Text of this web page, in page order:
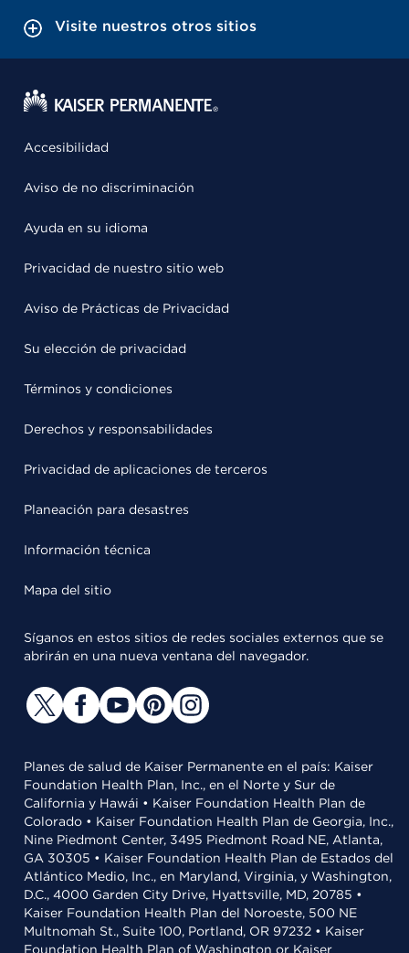
Visite nuestros otros sitios
Accesibilidad
Aviso de no discriminación
Ayuda en su idioma
Privacidad de nuestro sitio web
Aviso de Prácticas de Privacidad
Su elección de privacidad
Términos y condiciones
Derechos y responsabilidades
Privacidad de aplicaciones de terceros
Planeación para desastres
Información técnica
Mapa del sitio
Síganos en estos sitios de redes sociales externos que se
abrirán en una nueva ventana del navegador.
Planes de salud de Kaiser Permanente en el país: Kaiser
Foundation Health Plan, Inc., en el Norte y Sur de
California y Hawái • Kaiser Foundation Health Plan de
Colorado • Kaiser Foundation Health Plan de Georgia, Inc.,
Nine Piedmont Center, 3495 Piedmont Road NE, Atlanta,
GA 30305 • Kaiser Foundation Health Plan de Estados del
Atlántico Medio, Inc., en Maryland, Virginia, y Washington,
D.C., 4000 Garden City Drive, Hyattsville, MD, 20785 •
Kaiser Foundation Health Plan del Noroeste, 500 NE
Multnomah St., Suite 100, Portland, OR 97232 • Kaiser
Foundation Health Plan of Washington or Kaiser